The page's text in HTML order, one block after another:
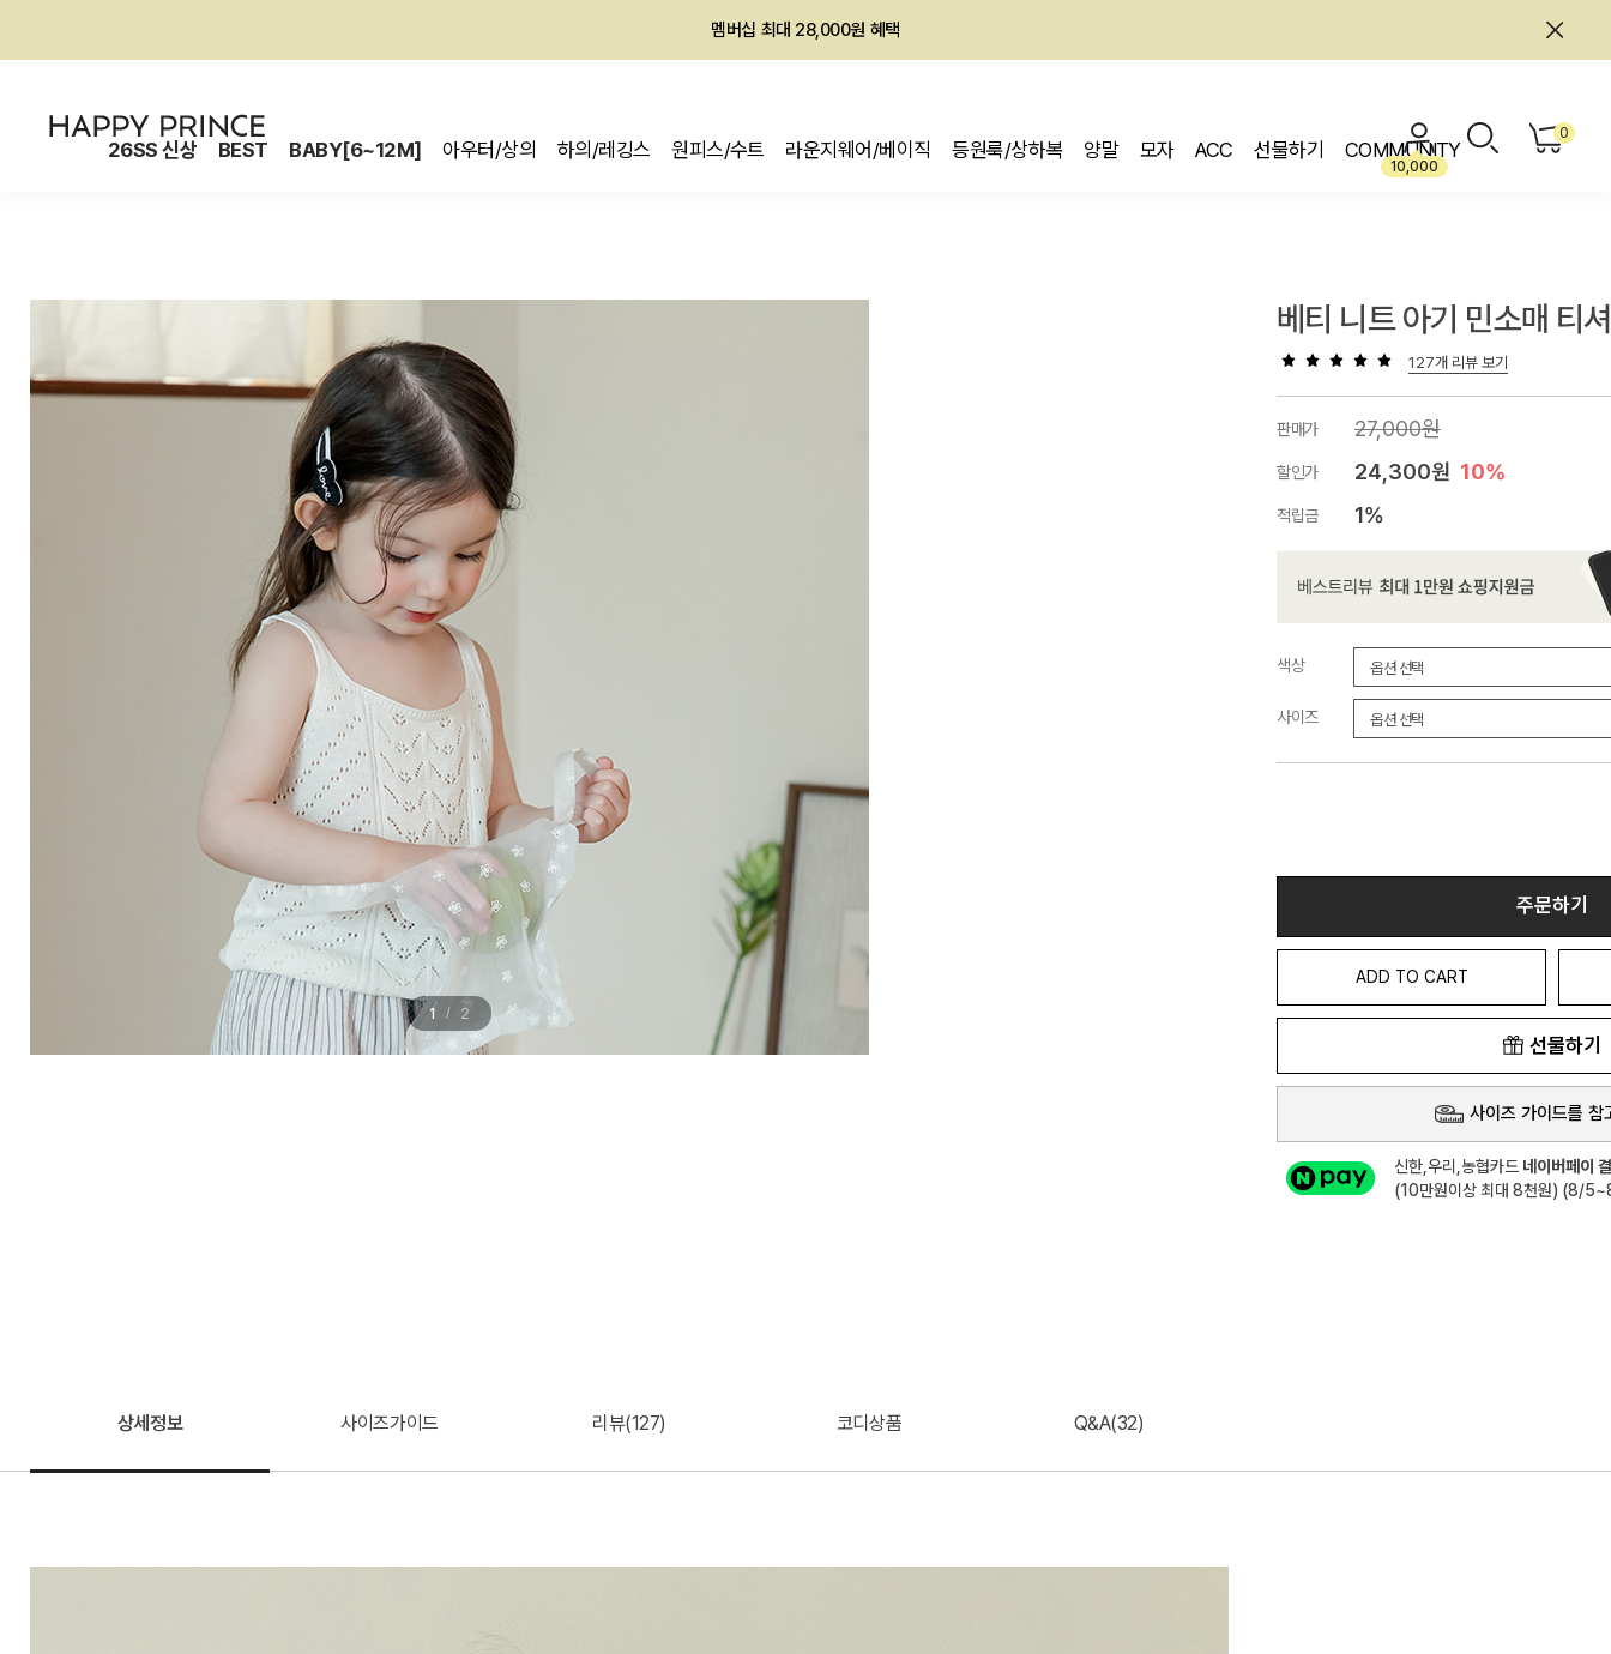
멤버십 최대 28,000원 혜택
26SS 신상 BEST BABY[6~12M] 아우터/상의 하의/레깅스 원피스/수트 라운지웨어/베이직 등원룩/상하복 양말 모자 ACC 선물하기 COMMUNITY
10,000
0
1 / 2
베티 니트 아기 민소매 티
127개 리뷰 보기
판매가 27,000원
할인가 24,300원 10%
적립금 1%
색상
사이즈
주문하기
ADD TO CART
선물하기
사이즈 가이드를 참
신한,우리,농협카드 네이버페이
(10만원이상 최대 8천원) (8/
상세정보 사이즈가이드 리뷰(127) 코디상품 Q&A(32)